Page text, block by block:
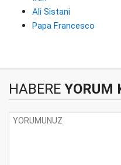
Ali Sistani
Papa Francesco
HABERE YORUM